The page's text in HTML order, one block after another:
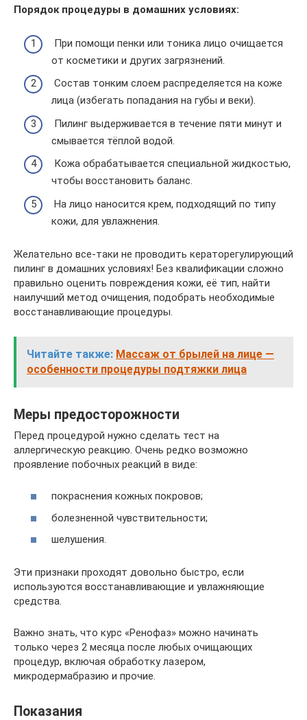
Порядок процедуры в домашних условиях:
При помощи пенки или тоника лицо очищается
от косметики и других загрязнений.
Состав тонким слоем распределяется на коже
лица (избегать попадания на губы и веки).
Пилинг выдерживается в течение пяти минут и
смывается тёплой водой.
Кожа обрабатывается специальной жидкостью,
чтобы восстановить баланс.
На лицо наносится крем, подходящий по типу
кожи, для увлажнения.
Желательно все-таки не проводить кераторегулирующий
пилинг в домашних условиях! Без квалификации сложно
правильно оценить повреждения кожи, её тип, найти
наилучший метод очищения, подобрать необходимые
восстанавливающие процедуры.
Читайте также: Массаж от брылей на лице —
особенности процедуры подтяжки лица
Меры предосторожности
Перед процедурой нужно сделать тест на
аллергическую реакцию. Очень редко возможно
проявление побочных реакций в виде:
покраснения кожных покровов;
болезненной чувствительности;
шелушения.
Эти признаки проходят довольно быстро, если
используются восстанавливающие и увлажняющие
средства.
Важно знать, что курс «Ренофаз» можно начинать
только через 2 месяца после любых очищающих
процедур, включая обработку лазером,
микродермабразию и прочие.
Показания